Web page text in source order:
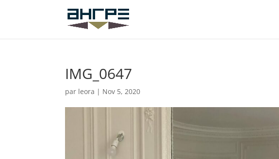
IMG_0647
par leora | Nov 5, 2020